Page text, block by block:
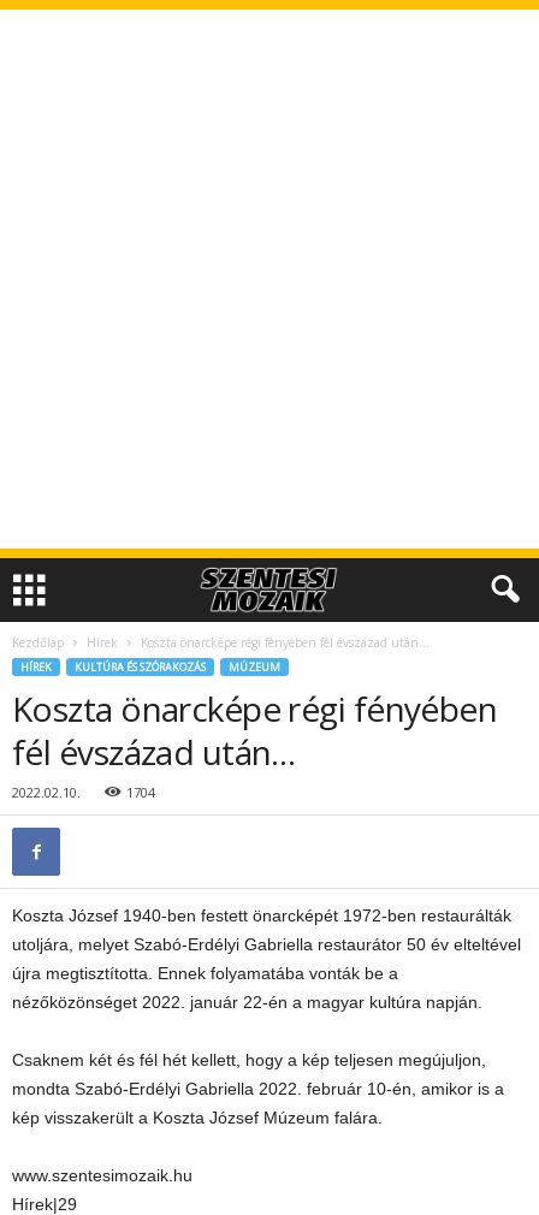
Kezdőlap Hírek Koszta önarcképe régi fényében fél évszázad után…
HÍREK KULTÚRA ÉS SZÓRAKOZÁS MÚZEUM
Koszta önarcképe régi fényében
fél évszázad után…
2022.02.10. 1704
Koszta József 1940-ben festett önarcképét 1972-ben restaurálták
utoljára, melyet Szabó-Erdélyi Gabriella restaurátor 50 év elteltével
újra megtisztította. Ennek folyamatába vonták be a
nézőközönséget 2022. január 22-én a magyar kultúra napján.
Csaknem két és fél hét kellett, hogy a kép teljesen megújuljon,
mondta Szabó-Erdélyi Gabriella 2022. február 10-én, amikor is a
kép visszakerült a Koszta József Múzeum falára.
www.szentesimozaik.hu
Hírek|29